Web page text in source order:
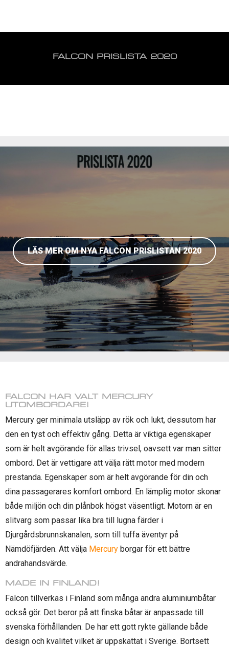
FALCON PRISLISTA 2020
LÄS MER OM NYA FALCON PRISLISTAN 2020
FALCON HAR VALT MERCURY
UTOMBORDARE!
Mercury ger minimala utsläpp av rök och lukt, dessutom har
den en tyst och effektiv gång. Detta är viktiga egenskaper
som är helt avgörande för allas trivsel, oavsett var man sitter
ombord. Det är vettigare att välja rätt motor med modern
prestanda. Egenskaper som är helt avgörande för din och
dina passagerares komfort ombord. En lämplig motor skonar
både miljön och din plånbok högst väsentligt. Motorn är en
slitvarg som passar lika bra till lugna färder i
Djurgårdsbrunnskanalen, som till tuffa äventyr på
Nämdöfjärden. Att välja Mercury borgar för ett bättre
andrahandsvärde.
MADE IN FINLAND!
Falcon tillverkas i Finland som många andra aluminiumbåtar
också gör. Det beror på att finska båtar är anpassade till
svenska förhållanden. De har ett gott rykte gällande både
design och kvalitet vilket är uppskattat i Sverige. Bortsett